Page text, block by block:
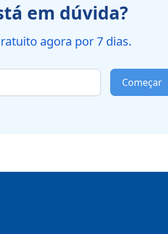
em dúvida?
agora por 7 dias.
Começar